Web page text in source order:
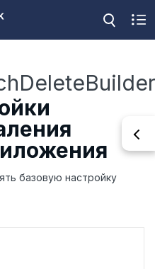
базовую настройку